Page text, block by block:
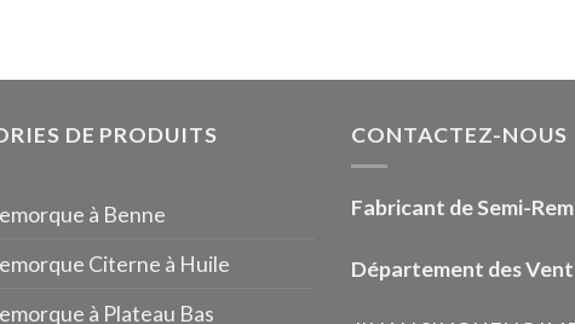
DE PRODUITS
à Benne
Citerne à Huile
à Plateau Bas
CONTACTEZ-NOUS
Fabricant de Semi-
Département des